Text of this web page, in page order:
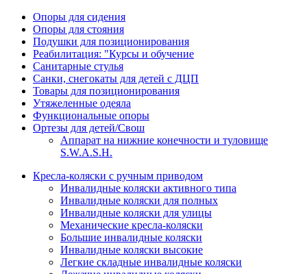
Опоры для сидения
Опоры для стояния
Подушки для позиционирования
Реабилитация: "Курсы и обучение
Санитарные стулья
Санки, снегокаты для детей с ДЦП
Товары для позиционирования
Утяжеленные одеяла
Функциональные опоры
Ортезы для детей/Свош
Аппарат на нижние конечности и туловище
S.W.A.S.H.
Кресла-коляски с ручным приводом
Инвалидные коляски активного типа
Инвалидные коляски для полных
Инвалидные коляски для улицы
Механические кресла-коляски
Большие инвалидные коляски
Инвалидные коляски высокие
Легкие складные инвалидные коляски